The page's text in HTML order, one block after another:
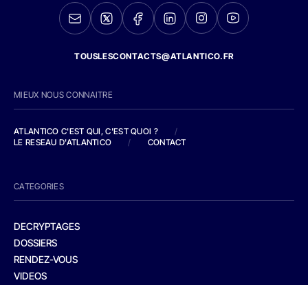
TOUSLESCONTACTS@ATLANTICO.FR
MIEUX NOUS CONNAITRE
ATLANTICO C'EST QUI, C'EST QUOI ?
/
LE RESEAU D'ATLANTICO
/ CONTACT
CATEGORIES
DECRYPTAGES
DOSSIERS
RENDEZ-VOUS
VIDEOS